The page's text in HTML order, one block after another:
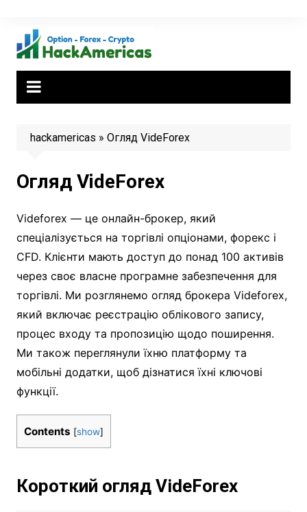
content
hackamericas » Огляд VideForex
Огляд VideForex
Videforex — це онлайн-брокер, який
спеціалізується на торгівлі опціонами, форекс і
CFD. Клієнти мають доступ до понад 100 активів
через своє власне програмне забезпечення для
торгівлі. Ми розглянемо огляд брокера Videforex,
який включає реєстрацію облікового запису,
процес входу та пропозицію щодо поширення.
Ми також переглянули їхню платформу та
мобільні додатки, щоб дізнатися їхні ключові
функції.
Contents [show]
Короткий огляд VideForex